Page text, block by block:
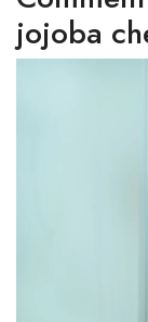
jojoba